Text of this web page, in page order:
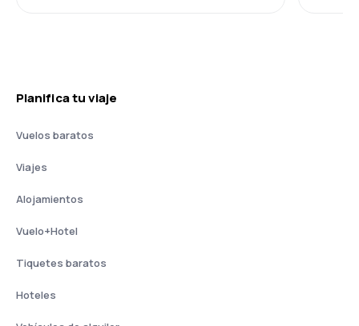
Planifica tu viaje
Vuelos baratos
Viajes
Alojamientos
Vuelo+Hotel
Tiquetes baratos
Hoteles